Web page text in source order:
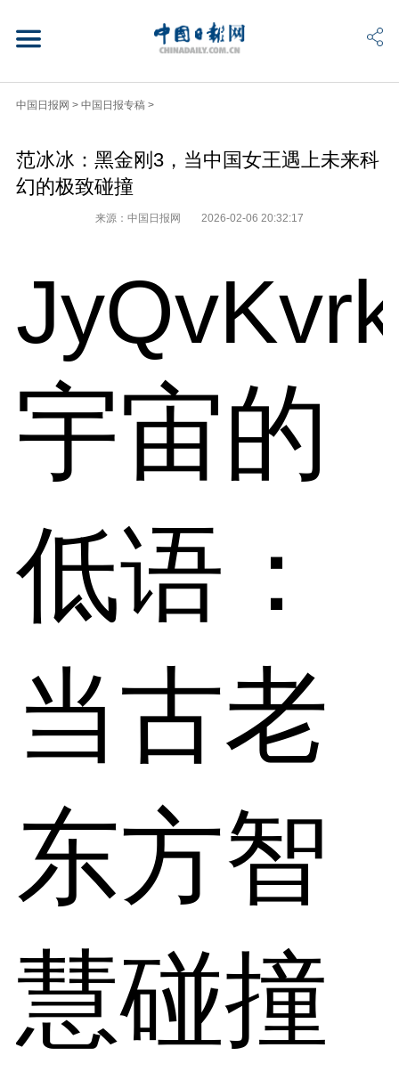
中国日报网 > 中国日报专稿 >
范冰冰：黑金刚3，当中国女王遇上未来科
幻的极致碰撞
来源：中国日报网 2026-02-06 20:32:17
宇宙的
低语：
当古老
东方智
慧碰撞